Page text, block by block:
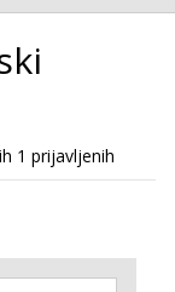
1 prijavljenih